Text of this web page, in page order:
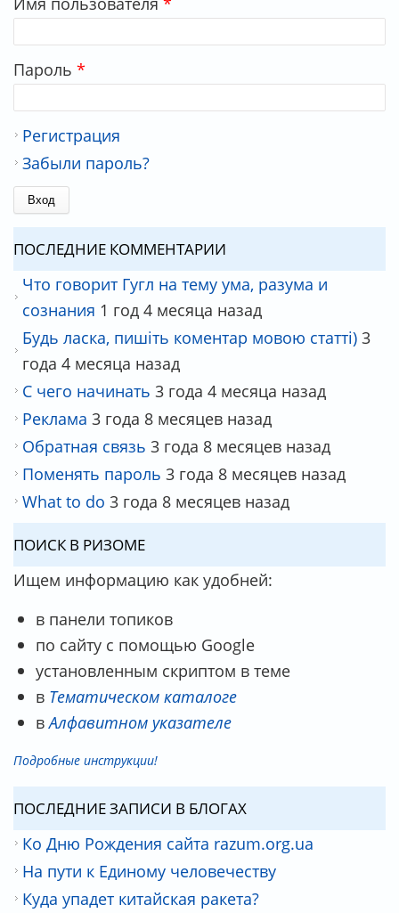
Пароль *
Регистрация
Забыли пароль?
ПОСЛЕДНИЕ КОММЕНТАРИИ
Что говорит Гугл на тему ума, разума и
сознания 1 год 4 месяца назад
Будь ласка, пишіть коментар мовою статті) 3
года 4 месяца назад
С чего начинать 3 года 4 месяца назад
Реклама 3 года 8 месяцев назад
Обратная связь 3 года 8 месяцев назад
Поменять пароль 3 года 8 месяцев назад
What to do 3 года 8 месяцев назад
ПОИСК В РИЗОМЕ
Ищем информацию как удобней:
в панели топиков
по сайту с помощью Google
установленным скриптом в теме
в Тематическом каталоге
вАлфавитном указателе
Подробные инструкции!
ПОСЛЕДНИЕ ЗАПИСИ В БЛОГАХ
Ко Дню Рождения сайта razum.org.ua
На пути к Единому человечеству
Куда упадет китайская ракета?